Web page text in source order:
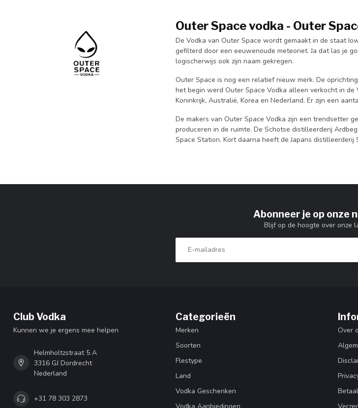
Outer Space vodka - Outer
De Vodka van Outer Space wordt gemaakt in de staat
gefilterd door een eeuwenoude meteoriet. Ja dat las je
logischerwijs ook zijn naam gekregen.
Outer Space is nog een relatief nieuw merk. De
het begin werd Outer Space Vodka alleen verkocht in
Koninkrijk, Australië, Korea en Nederland. Er zijn een
De makers van Outer Space Vodka zijn een trendsetter
produceren in de ruimte. De Schotse distilleerderij
Space Station. Kort daarna heeft de Japans
Abonneer je op onze
Blijf op de hoogte over onze
Club Vodka
Kunnen we je ergens mee helpen
Helmholtzstraat 5 A
3316 GJ Dordrecht
Nederland
+31 78 303 2873
Categorieën
Merken
Soorten
Flestype
Land
Vodka Geschenken
Over